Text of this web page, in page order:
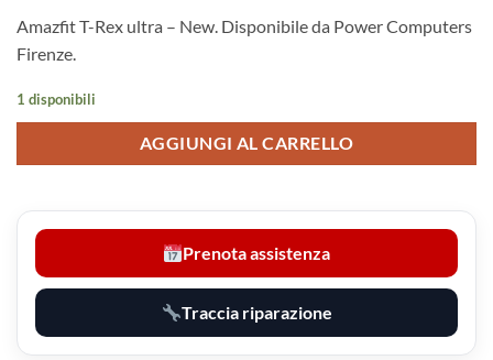
Amazfit T-Rex ultra – New. Disponibile da Power Computers
Firenze.
1 disponibili
AGGIUNGI AL CARRELLO
Prenota assistenza
Traccia riparazione